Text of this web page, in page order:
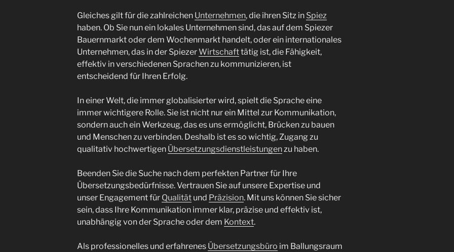
Gleiches gilt für die zahlreichen Unternehmen, die ihren Sitz in Spiez
haben. Ob Sie nun ein lokales Unternehmen sind, das auf dem Spiezer
Bauernmarkt oder dem Wochenmarkt handelt, oder ein internationales
Unternehmen, das in der SpiezerWirtschafttätig ist, die Fähigkeit,
effektiv in verschiedenen Sprachen zu kommunizieren, ist
entscheidend für Ihren Erfolg.
In einer Welt, die immer globalisierter wird, spielt die Sprache eine
immer wichtigere Rolle. Sie ist nicht nur ein Mittel zur Kommunikation,
sondern auch ein Werkzeug, das es uns ermöglicht, Brücken zu bauen
und Menschen zu verbinden. Deshalb ist es so wichtig, Zugang zu
qualitativ hochwertigen Übersetzungsdienstleistungenzu haben.
Beenden Sie die Suche nach dem perfekten Partner für Ihre
Übersetzungsbedürfnisse. Vertrauen Sie auf unsere Expertise und
unser Engagement für Qualitätund Präzision. Mit uns können Sie sicher
sein, dass Ihre Kommunikation immer klar, präzise und effektiv ist,
unabhängig von der Sprache oder dem Kontext.
Als professionelles und erfahrenes Übersetzungsbüro im Ballungsraum